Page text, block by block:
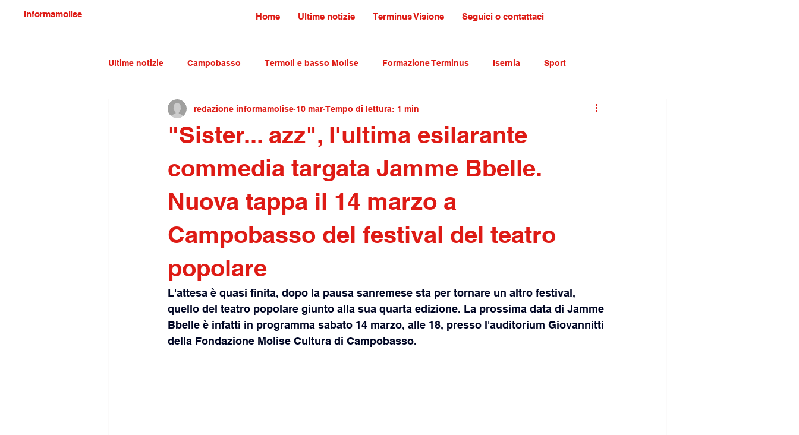
informamolise Home Ultime notizie Terminus Visione Seguici o contattaci
Ultime notizie Campobasso Termoli e basso Molise Formazione Terminus Isernia Sport
Economia e lavoro Molise cultura tradizioni e turismo primo piano
"Sister... azz", l'ultima esilarante
commedia targata Jamme Bbelle.
Nuova tappa il 14 marzo a
Campobasso del festival del teatro
popolare
redazione informamolise 10 mar Tempo di lettura: 1 min
L'attesa è quasi finita, dopo la pausa sanremese sta per tornare un altro festival,
quello del teatro popolare giunto alla sua quarta edizione. La prossima data di Jamme
Bbelle è infatti in programma sabato 14 marzo, alle 18, presso l'auditorium Giovannitti
della Fondazione Molise Cultura di Campobasso.